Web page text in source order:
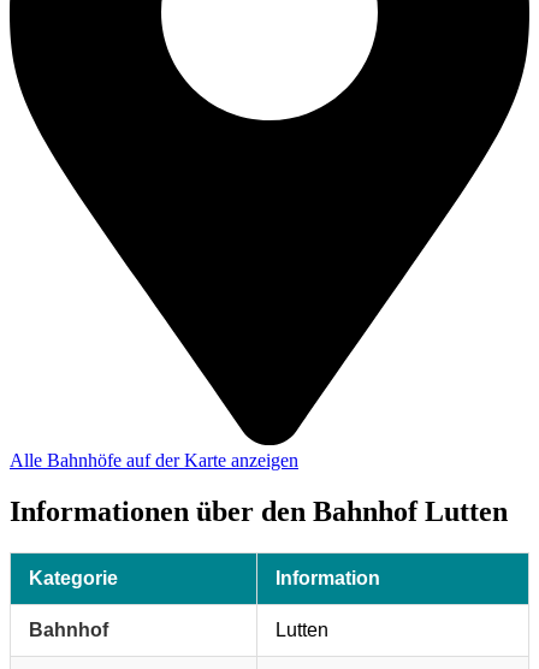
Alle Bahnhöfe auf der Karte anzeigen
Informationen über den Bahnhof Lutten
Kategorie Information
Bahnhof Lutten